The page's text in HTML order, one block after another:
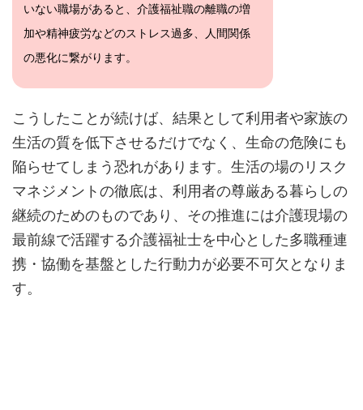
いない職場があると、介護福祉職の離職の増
加や精神疲労などのストレス過多、人間関係
の悪化に繋がります。
こうしたことが続けば、結果として利用者や家族の
生活の質を低下させるだけでなく、生命の危険にも
陥らせてしまう恐れがあります。生活の場のリスク
マネジメントの徹底は、利用者の尊厳ある暮らしの
継続のためのものであり、その推進には介護現場の
最前線で活躍する介護福祉士を中心とした多職種連
携・協働を基盤とした行動力が必要不可欠となりま
す。